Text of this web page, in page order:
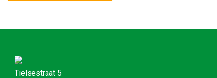
Tielsestraat 5